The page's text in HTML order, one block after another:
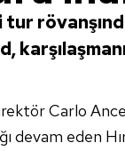
tur
Carlo
devam eden